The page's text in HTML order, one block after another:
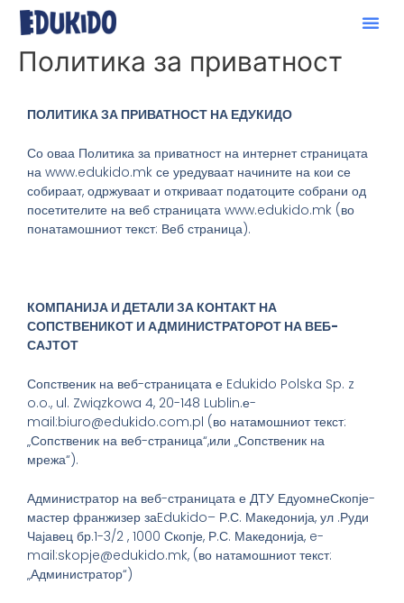
Политика за приватност
ПОЛИТИКА ЗА ПРИВАТНОСТ НА ЕДУКИДО
Со оваа Политика за приватност на интернет страницата
на www.edukido.mk се уредуваат начините на кои се
собираат, одржуваат и откриваат податоците собрани од
посетителите на веб страницата www.edukido.mk (во
понатамошниот текст: Веб страница).
КОМПАНИЈА И ДЕТАЛИ ЗА КОНТАКТ НА
СОПСТВЕНИКОТ И АДМИНИСТРАТОРОТ НА ВЕБ-
САЈТОТ
Сопственик на веб-страницата е Edukido Polska Sp. z
o.o., ul. Związkowa 4, 20-148 Lublin.е-
mail:biuro@edukido.com.pl (во натамошниот текст:
„Сопственик на веб-страница“,или „Сопственик на
мрежа“).
Администратор на веб-страницата е ДТУ ЕдуомнеСкопје-
мастер франжизер заEdukido– Р.С. Македонија, ул .Руди
Чајавец бр.1-3/2 , 1000 Скопје, Р.С. Македонија, e-
mail:skopje@edukido.mk, (во натамошниот текст:
„Администратор“)